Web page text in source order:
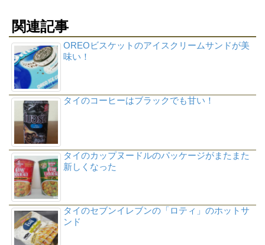
関連記事
OREOビスケットのアイスクリームサンドが美
味い！
タイのコーヒーはブラックでも甘い！
タイのカップヌードルのパッケージがまたまた
新しくなった
タイのセブンイレブンの「ロティ」のホットサ
ンド